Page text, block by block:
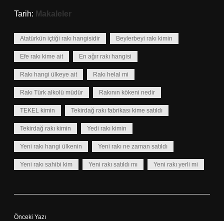
Tarih: Makaleler
Atatürkün içtiği rakı hangisidir Beylerbeyi rakı kimin
Efe rakı kime ait En ağır rakı hangisi
Rakı hangi ülkeye ait Rakı helal mi
Rakı Türk alkolü müdür Rakının kökeni nedir
TEKEL kimin Tekirdağ rakı fabrikası kime satıldı
Tekirdağ rakı kimin Yedi rakı kimin
Yeni rakı hangi ülkenin Yeni rakı ne zaman satıldı
Yeni rakı sahibi kim Yeni rakı satıldı mı Yeni rakı yerli mi
Önceki Yazı